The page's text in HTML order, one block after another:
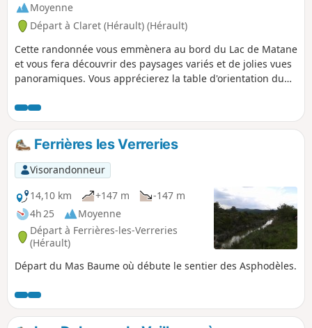
Moyenne
Départ à Claret (Hérault) (Hérault)
Cette randonnée vous emmènera au bord du Lac de Matane
et vous fera découvrir des paysages variés et de jolies vues
panoramiques. Vous apprécierez la table d'orientation du
Ferrières les Verreries
Visorandonneur
14,10 km
+147 m
-147 m
4h 25
Moyenne
Départ à Ferrières-les-Verreries
(Hérault)
Départ du Mas Baume où débute le sentier des Asphodèles.